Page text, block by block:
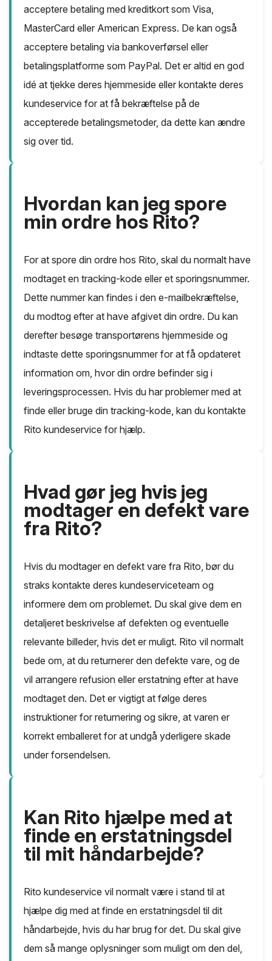
acceptere betaling med kreditkort som Visa,
MasterCard eller American Express. De kan også
acceptere betaling via bankoverførsel eller
betalingsplatforme som PayPal. Det er altid en god
idé at tjekke deres hjemmeside eller kontakte deres
kundeservice for at få bekræftelse på de
accepterede betalingsmetoder, da dette kan ændre
sig over tid.
Hvordan kan jeg spore
min ordre hos Rito?
For at spore din ordre hos Rito, skal du normalt have
modtaget en tracking-kode eller et sporingsnummer.
Dette nummer kan findes i den e-mailbekræftelse,
du modtog efter at have afgivet din ordre. Du kan
derefter besøge transportørens hjemmeside og
indtaste dette sporingsnummer for at få opdateret
information om, hvor din ordre befinder sig i
leveringsprocessen. Hvis du har problemer med at
finde eller bruge din tracking-kode, kan du kontakte
Rito kundeservice for hjælp.
Hvad gør jeg hvis jeg
modtager en defekt vare
fra Rito?
Hvis du modtager en defekt vare fra Rito, bør du
straks kontakte deres kundeserviceteam og
informere dem om problemet. Du skal give dem en
detaljeret beskrivelse af defekten og eventuelle
relevante billeder, hvis det er muligt. Rito vil normalt
bede om, at du returnerer den defekte vare, og de
vil arrangere refusion eller erstatning efter at have
modtaget den. Det er vigtigt at følge deres
instruktioner for returnering og sikre, at varen er
korrekt emballeret for at undgå yderligere skade
under forsendelsen.
Kan Rito hjælpe med at
finde en erstatningsdel
til mit håndarbejde?
Rito kundeservice vil normalt være i stand til at
hjælpe dig med at finde en erstatningsdel til dit
håndarbejde, hvis du har brug for det. Du skal give
dem så mange oplysninger som muligt om den del,